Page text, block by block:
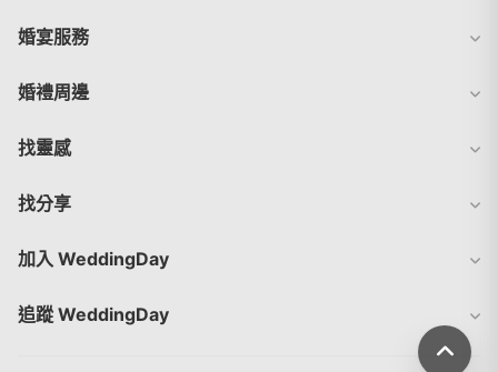
婚宴服務
婚禮周邊
找靈感
找分享
加入 WeddingDay
追蹤 WeddingDay